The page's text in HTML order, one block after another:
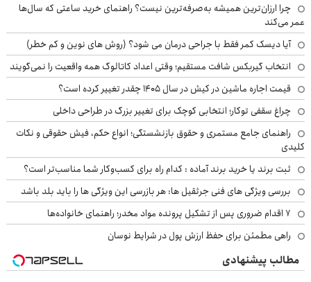
چرا ارزان‌ترین همیشه به‌صرفه‌ترین نیست؟ راهنمای خرید ساعتی که سال‌ها
عمر می‌کند
آیا دیسک کمر فقط با جراحی درمان می شود؟ (روش های نوین و کم خطر)
انتخاب گیربکس شافت مستقیم؛ وقتی اعداد کاتالوگ همه واقعیت را نمی‌گویند
قیمت اجاره ماشین در کیش در سال ۱۴۰۵ چقدر تغییر کرده است؟
چراغ سقفی توکار؛ انتخابی کوچک برای تغییر بزرگ در طراحی داخلی
راهنمای جامع مستمری و حقوق بازنشستگی؛ انواع حکم، فیش حقوقی و نکات
کلیدی
ثبت برند یا خرید برند آماده : کدام راه برای کسب‌وکار شما مناسب‌تر است؟
بررسی ویژگی های فنی جرثقیل ها: هر بازرسی این ویژگی ها را باید بلد باشد
۷ اقدام ضروری پس از تشکیل پرونده مواد مخدر؛ راهنمای خانواده‌ها
راهی مطمئن برای حفظ ارزش پول در شرایط نوسان
مطالب پیشنهادی